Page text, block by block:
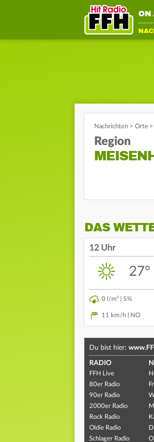
ON
Nachrichten > Orte >
Region
DAS
12 Uhr
27°
0 l/m² | 5%
11 km/h | NO
Du bist hier:
RADIO
FFH Live
80er Radio
90er Radio
2000er Radio
Rock Radio
Oldie Radio
Schlager Radio